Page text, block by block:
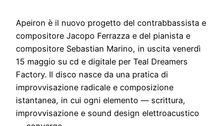
Apeiron è il nuovo progetto del contrabbassista e
compositore Jacopo Ferrazza e del pianista e
compositore Sebastian Marino, in uscita venerdì
15 maggio su cd e digitale per Teal Dreamers
Factory. Il disco nasce da una pratica di
improvvisazione radicale e composizione
istantanea, in cui ogni elemento — scrittura,
improvvisazione e sound design elettroacustico